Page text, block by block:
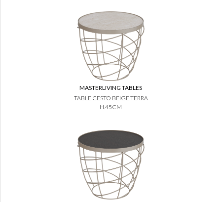
MASTERLIVING TABLES
TABLE CESTO BEIGE TERRA
H.45CM